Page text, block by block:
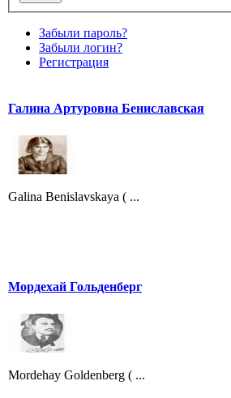
Забыли пароль?
Забыли логин?
Регистрация
Галина Артуровна Бениславская
Galina Benislavskaya ( ...
Мордехай Гольденберг
Mordehay Goldenberg ( ...